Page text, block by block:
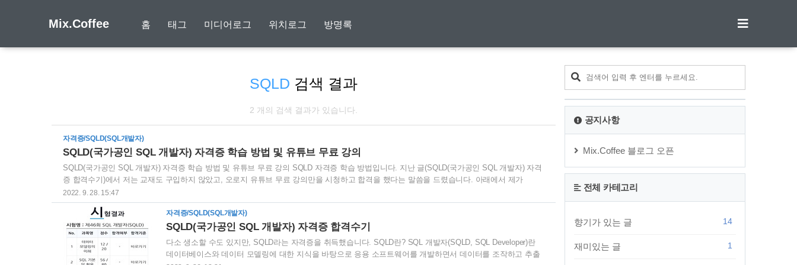
Mix.Coffee 홈 태그 미디어로그 위치로그 방명록
SQLD 검색 결과
2 개의 검색 결과가 있습니다.
자격증/SQLD(SQL개발자)
SQLD(국가공인 SQL 개발자) 자격증 학습 방법 및 유튜브 무료 강의
SQLD(국가공인 SQL 개발자) 자격증 학습 방법 및 유튜브 무료 강의 SQLD 자격증 학습 방법입니다. 지난 글(SQLD(국가공인 SQL 개발자) 자격
증 합격수기)에서 저는 교재도 구입하지 않았고, 오로지 유튜브 무료 강의만을 시청하고 합격을 했다는 말씀을 드렸습니다. 아래에서 제가
SQLD 자격 취득을 위해 시청한 유튜브 강의를 소개해 드리고 각 강의에 대한 설명 및 학습방법을 기재하고자 합니다. 아래 순번대로 학습하실
것을 추천합니다. 1. 에듀온 특강(유수 교수) 정보처리 실기_데이터베이스 https://www.youtube.com/watch?
v=M0Ce3cx_SCA&list=PLimVTOIIZt2aP6msQIw0011mfVP-oJGab 정보처리기사 실기 중 데이터베이스 관련 특강입니다. 에듀온..
2022. 9. 28. 15:47
자격증/SQLD(SQL개발자)
SQLD(국가공인 SQL 개발자) 자격증 합격수기
다소 생소할 수도 있지만, SQLD라는 자격증을 취득했습니다. SQLD란? SQL 개발자(SQLD, SQL Developer)란
데이터베이스와 데이터 모델링에 대한 지식을 바탕으로 응용 소프트웨어를 개발하면서 데이터를 조작하고 추출
공지사항
Mix.Coffee 블로그 오픈
전체 카테고리
향기가 있는 글 14
재미있는 글 1